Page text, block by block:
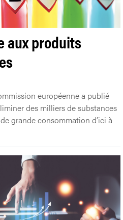
aux produits
européenne a publié
des milliers de substances
grande consommation d’ici à